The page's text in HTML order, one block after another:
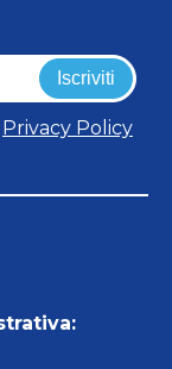
Iscriviti
Privacy Policy